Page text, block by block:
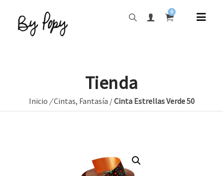
0
Tienda
Inicio /Cintas, Fantasía /Cinta Estrellas Verde 50